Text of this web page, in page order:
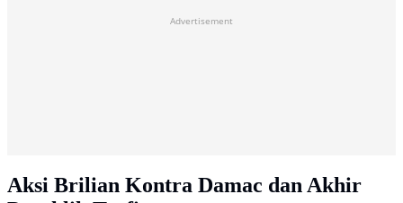
Advertisement
Aksi Brilian Kontra Damac dan Akhir